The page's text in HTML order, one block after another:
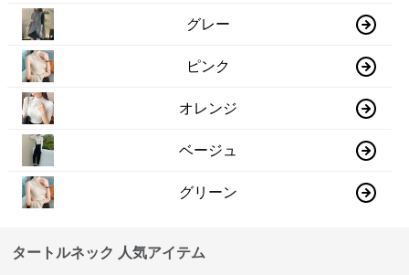
グレー
ピンク
オレンジ
ベージュ
グリーン
タートルネック 人気アイテム